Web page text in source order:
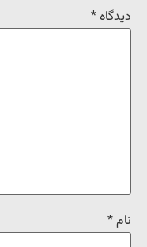
دیدگاه*
نام*